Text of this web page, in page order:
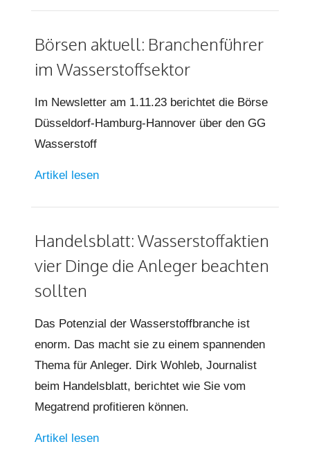
Börsen aktuell: Branchenführer
im Wasserstoffsektor
Im Newsletter am 1.11.23 berichtet die Börse
Düsseldorf-Hamburg-Hannover über den GG
Wasserstoff
Artikel lesen
Handelsblatt: Wasserstoffaktien
vier Dinge die Anleger beachten
sollten
Das Potenzial der Wasserstoffbranche ist
enorm. Das macht sie zu einem spannenden
Thema für Anleger. Dirk Wohleb, Journalist
beim Handelsblatt, berichtet wie Sie vom
Megatrend profitieren können.
Artikel lesen